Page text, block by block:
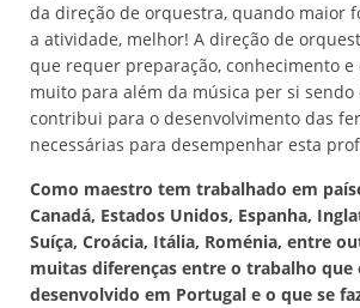
da direção de orquestra, quando maior
a atividade, melhor! A direção de
que requer preparação, conhecimento e
muito para além da música per si
contribui para o desenvolvimento das
necessárias para desempenhar esta
Como maestro tem trabalhado em
Canadá, Estados Unidos, Espanha,
Suíça, Croácia, Itália, Roménia, entre
muitas diferenças entre o trabalho que
desenvolvido em Portugal e o que se